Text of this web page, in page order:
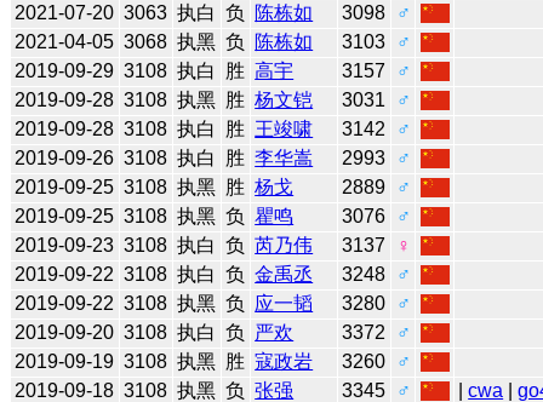
2021-07-20 3063 执白 负 陈栋如 3098
♂
2021-04-05 3068 执黑 负 陈栋如 3103
♂
2019-09-29 3108 执白 胜 高宇 3157
♂
2019-09-28 3108 执黑 胜 杨文铠 3031
♂
2019-09-28 3108 执白 胜 王竣啸 3142
♂
2019-09-26 3108 执白 胜 李华嵩 2993
♂
2019-09-25 3108 执黑 胜 杨戈 2889
♂
2019-09-25 3108 执黑 负 瞿鸣 3076
♂
2019-09-23 3108 执白 负 芮乃伟 3137
♀
2019-09-22 3108 执白 负 金禹丞 3248
♂
2019-09-22 3108 执黑 负 应一韬 3280
♂
2019-09-20 3108 执白 负 严欢 3372
♂
2019-09-19 3108 执黑 胜 寇政岩 3260
♂
2019-09-18 3108 执黑 负 张强 3345 ♂ |cwa |